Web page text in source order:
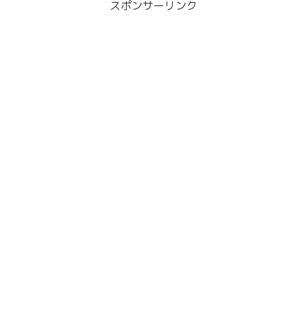
スポンサーリンク